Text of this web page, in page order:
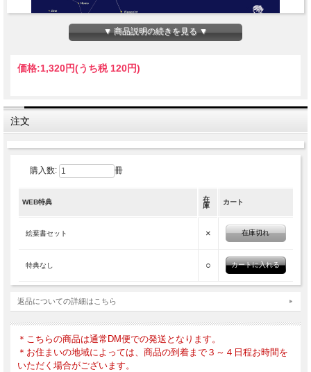
▼ 商品説明の続きを見る ▼
価格:1,320円(うち税 120円)
注文
購入数: 冊
WEB特典
在
庫
カート
絵葉書セット × 在庫切れ
特典なし ○
返品についての詳細はこちら
＊こちらの商品は通常DM便での発送となります。
＊お住まいの地域によっては、商品の到着まで３～４日程お時間を
いただく場合がございます。